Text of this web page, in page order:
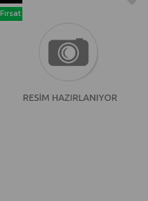
Ürün
Fırsat